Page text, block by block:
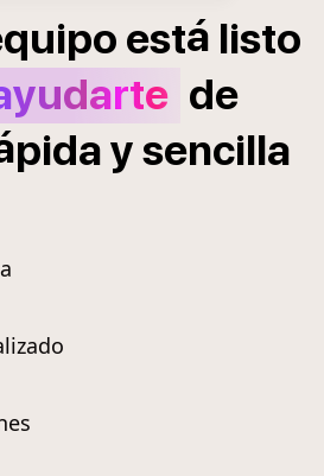
está listo
de
pidaysencilla